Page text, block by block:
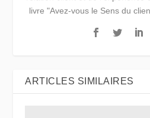
livre "Avez-vous le Sens du
ARTICLES SIMILAIRES